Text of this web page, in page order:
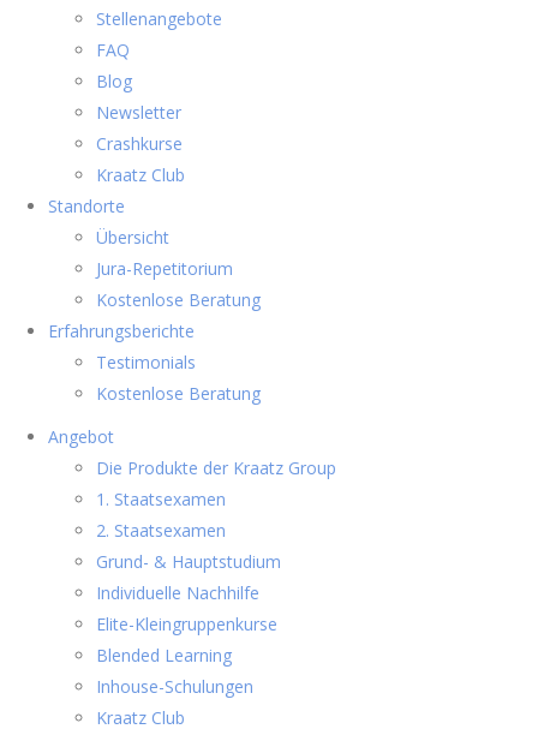
Stellenangebote
FAQ
Blog
Newsletter
Crashkurse
Kraatz Club
Standorte
Übersicht
Jura-Repetitorium
Kostenlose Beratung
Erfahrungsberichte
Testimonials
Kostenlose Beratung
Angebot
Die Produkte der Kraatz Group
1. Staatsexamen
2. Staatsexamen
Grund- & Hauptstudium
Individuelle Nachhilfe
Elite-Kleingruppenkurse
Blended Learning
Inhouse-Schulungen
Kraatz Club